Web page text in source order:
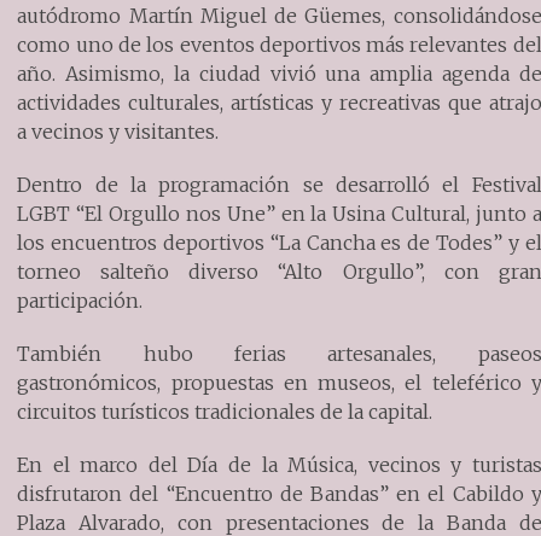
autódromo Martín Miguel de Güemes, consolidándose
como uno de los eventos deportivos más relevantes del
año. Asimismo, la ciudad vivió una amplia agenda de
actividades culturales, artísticas y recreativas que atrajo
a vecinos y visitantes.
Dentro de la programación se desarrolló el Festival
LGBT “El Orgullo nos Une” en la Usina Cultural, junto a
los encuentros deportivos “La Cancha es de Todes” y el
torneo salteño diverso “Alto Orgullo”, con gran
participación.
También hubo ferias artesanales, paseos
gastronómicos, propuestas en museos, el teleférico y
circuitos turísticos tradicionales de la capital.
En el marco del Día de la Música, vecinos y turistas
disfrutaron del “Encuentro de Bandas” en el Cabildo y
Plaza Alvarado, con presentaciones de la Banda de